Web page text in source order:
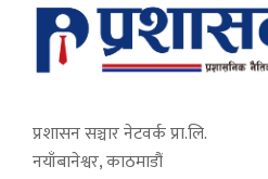
प्रशासन सञ्चार नेटवर्क प्रा.लि.
नयाँबानेश्वर, काठमाडौं